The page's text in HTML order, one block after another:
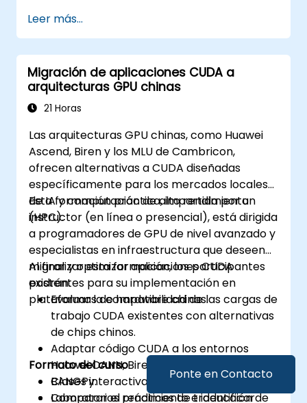
Ponte en Contacto
Leer más...
Migración de aplicaciones CUDA a
arquitecturas GPU chinas
21 Horas
Las arquitecturas GPU chinas, como Huawei
Ascend, Biren y los MLU de Cambricon,
ofrecen alternativas a CUDA diseñadas
específicamente para los mercados locales
de IA y computación de alto rendimiento
(HPC).
Esta formación práctica, impartida por un
instructor (en línea o presencial), está dirigida
a programadores de GPU de nivel avanzado y
especialistas en infraestructura que deseen
migrar y optimizar aplicaciones CUDA
existentes para su implementación en
plataformas de hardware chinas.
Al finalizar esta formación, los participantes
podrán:
Evaluar la compatibilidad de las cargas de
trabajo CUDA existentes con alternativas
de chips chinos.
Adaptar código CUDA a los entornos
Huawei CANN, Biren SDK y Cambricon
BANGPy.
Comparar el rendimiento e identificar
Formato del curso
Clases interactivas y discusiones.
Laboratorios prácticos de traducción de